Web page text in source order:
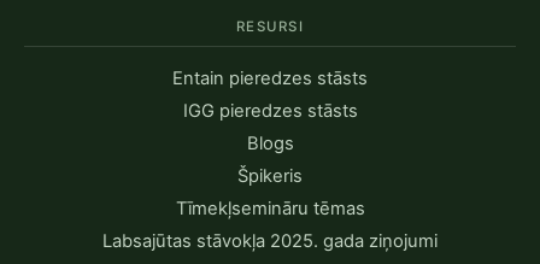
RESURSI
Entain pieredzes stāsts
IGG pieredzes stāsts
Blogs
Špikeris
Tīmekļsemināru tēmas
Labsajūtas stāvokļa 2025. gada ziņojumi